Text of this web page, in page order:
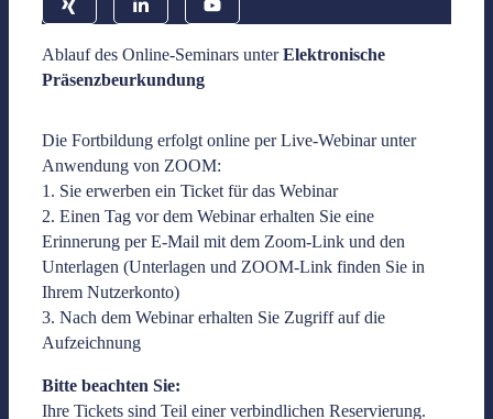
Ablauf des Online-Seminars unterElektronische
Präsenzbeurkundung
Die Fortbildung erfolgt online per Live-Webinar unter
Anwendung von ZOOM:
1. Sie erwerben ein Ticket für das Webinar
2. Einen Tag vor dem Webinar erhalten Sie eine
Erinnerung per E-Mail mit dem Zoom-Link und den
Unterlagen (Unterlagen und ZOOM-Link finden Sie in
Ihrem Nutzerkonto)
3. Nach dem Webinar erhalten Sie Zugriff auf die
Aufzeichnung
Bitte beachten Sie:
Ihre Tickets sind Teil einer verbindlichen Reservierung.